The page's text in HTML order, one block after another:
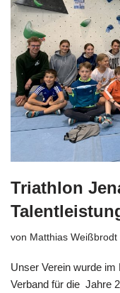
Triathlon
von Matthias Weißbrodt
Unser Verein wurde
Verband für die Jahre